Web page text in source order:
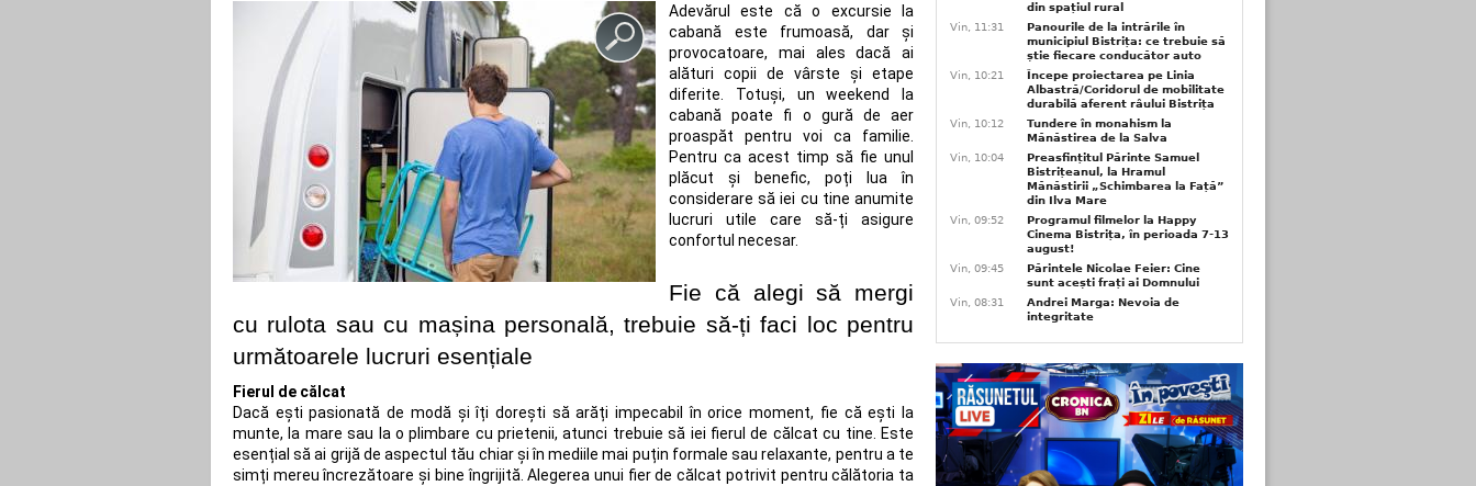
Adevărul este că o excursie la
cabană este frumoasă, dar și
provocatoare, mai ales dacă ai
alături copii de vârste și etape
diferite. Totuși, un weekend la
cabană poate fi o gură de aer
proaspăt pentru voi ca familie.
Pentru ca acest timp să fie unul
plăcut și benefic, poți lua în
considerare să iei cu tine anumite
lucruri utile care să-ți asigure
confortul necesar.
Fie că alegi să mergi
cu rulota sau cu mașina personală, trebuie să-ți faci loc pentru
următoarele lucruri esențiale
Fierul de călcat
Dacă ești pasionată de modă și îți dorești să arăți impecabil în orice moment, fie că ești la
munte, la mare sau la o plimbare cu prietenii, atunci trebuie să iei fierul de călcat cu tine. Este
esențial să ai grijă de aspectul tău chiar și în mediile mai puțin formale sau relaxante, pentru a te
simți mereu încrezătoare și bine îngrijită. Alegerea unui fier de călcat potrivit pentru călătoria ta
din spațiul rural
Vin, 11:31
Panourile de la intrările în
municipiul Bistrița: ce trebuie să
știe fiecare conducător auto
Vin, 10:21
Începe proiectarea pe Linia
Albastră/Coridorul de mobilitate
durabilă aferent râului Bistrița
Vin, 10:12
Tundere în monahism la
Mănăstirea de la Salva
Vin, 10:04
Preasfințitul Părinte Samuel
Bistrițeanul, la Hramul
Mănăstirii „Schimbarea la Față”
din Ilva Mare
Vin, 09:52
Programul filmelor la Happy
Cinema Bistrița, în perioada 7-13
august!
Vin, 09:45
Părintele Nicolae Feier: Cine
sunt acești frați ai Domnului
Vin, 08:31
Andrei Marga: Nevoia de
integritate